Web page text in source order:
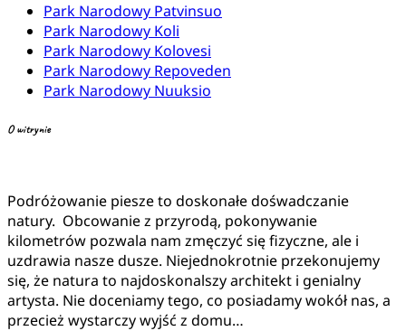
Park Narodowy Patvinsuo
Park Narodowy Koli
Park Narodowy Kolovesi
Park Narodowy Repoveden
Park Narodowy Nuuksio
O witrynie
Podróżowanie piesze to doskonałe dośwadczanie
natury. Obcowanie z przyrodą, pokonywanie
kilometrów pozwala nam zmęczyć się fizyczne, ale i
uzdrawia nasze dusze. Niejednokrotnie przekonujemy
się, że natura to najdoskonalszy architekt i genialny
artysta. Nie doceniamy tego, co posiadamy wokół nas, a
przecież wystarczy wyjść z domu…